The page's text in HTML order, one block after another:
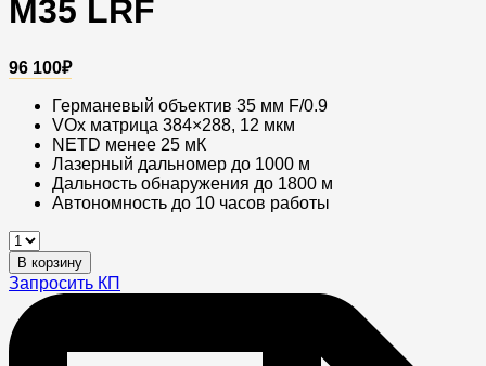
M35 LRF
96 100₽
Германевый объектив 35 мм F/0.9
VOx матрица 384×288, 12 мкм
NETD менее 25 мК
Лазерный дальномер до 1000 м
Дальность обнаружения до 1800 м
Автономность до 10 часов работы
Тепловизионный
монокуляр
RikaNV
Surok
M35
LRF
quantity
В корзину
Запросить КП